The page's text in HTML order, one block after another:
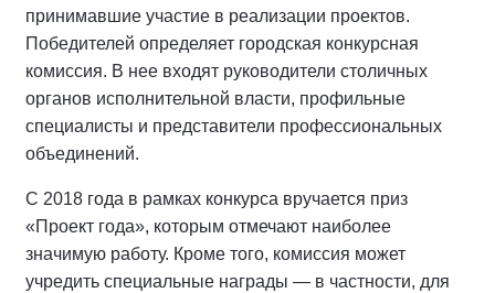
принимавшие участие в реализации проектов.
Победителей определяет городская конкурсная
комиссия. В нее входят руководители столичных
органов исполнительной власти, профильные
специалисты и представители профессиональных
объединений.
С 2018 года в рамках конкурса вручается приз
«Проект года», которым отмечают наиболее
значимую работу. Кроме того, комиссия может
учредить специальные награды — в частности, для